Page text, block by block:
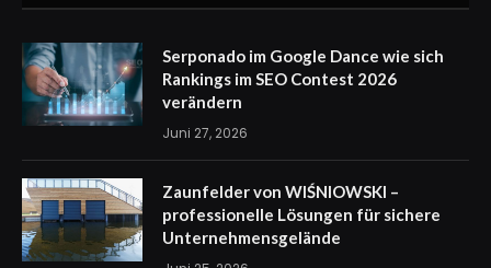
Serponado im Google Dance wie sich
Rankings im SEO Contest 2026
verändern
Juni 27, 2026
Zaunfelder von WIŚNIOWSKI –
professionelle Lösungen für sichere
Unternehmensgelände